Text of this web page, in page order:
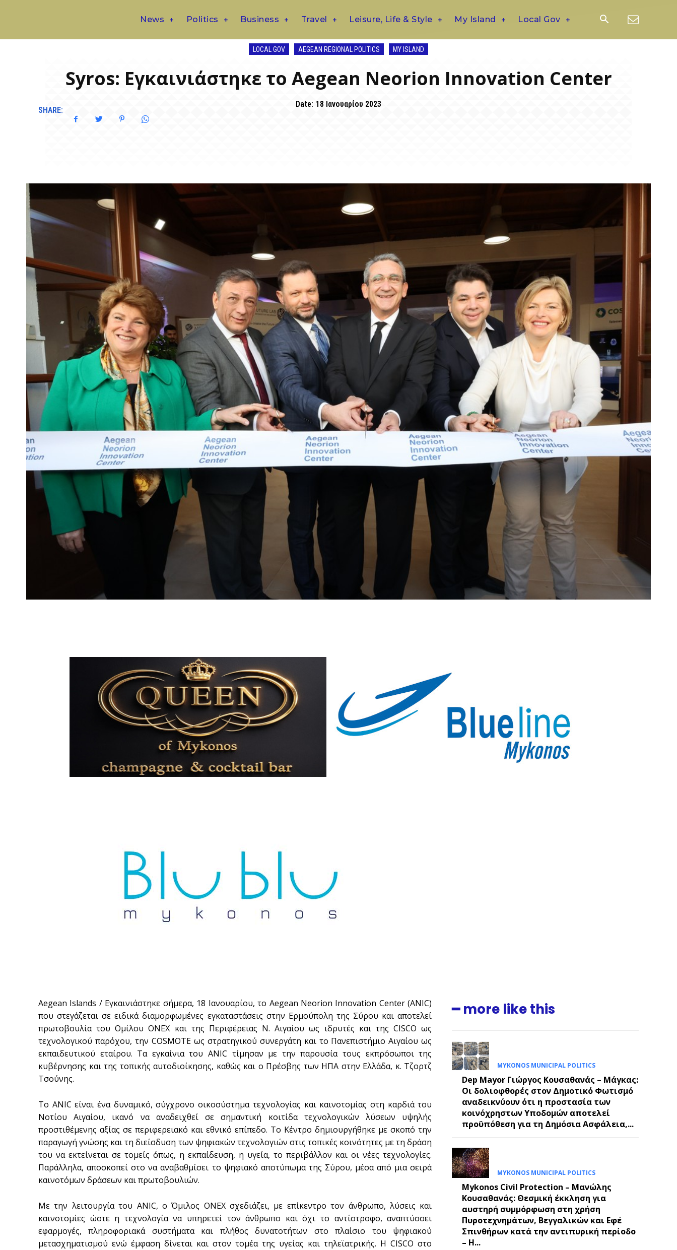
Don't miss out!
Sing up for our newsletter to stay in the loop.
SUBSCRIBE
News Politics Business Travel Leisure, Life & Style My Island Local Gov
LOCAL GOV AEGEAN REGIONAL POLITICS MY ISLAND
Syros: Εγκαινιάστηκε το Aegean Neorion Innovation Center
Date: 18 Ιανουαρίου 2023
SHARE:
Aegean Islands / Εγκαινιάστηκε σήμερα, 18 Ιανουαρίου, το Aegean Neorion Innovation Center (ANIC)
που στεγάζεται σε ειδικά διαμορφωμένες εγκαταστάσεις στην Ερμούπολη της Σύρου και αποτελεί
πρωτοβουλία του Ομίλου ONEX και της Περιφέρειας Ν. Αιγαίου ως ιδρυτές και της CISCO ως
τεχνολογικού παρόχου, την COSMOTE ως στρατηγικού συνεργάτη και το Πανεπιστήμιο Αιγαίου ως
εκπαιδευτικού εταίρου. Τα εγκαίνια του ANIC τίμησαν με την παρουσία τους εκπρόσωποι της
κυβέρνησης και της τοπικής αυτοδιοίκησης, καθώς και ο Πρέσβης των ΗΠΑ στην Ελλάδα, κ. Τζορτζ
Τσούνης.
Το ANIC είναι ένα δυναμικό, σύγχρονο οικοσύστημα τεχνολογίας και καινοτομίας στη καρδιά του
Νοτίου Αιγαίου, ικανό να αναδειχθεί σε σημαντική κοιτίδα τεχνολογικών λύσεων υψηλής
προστιθέμενης αξίας σε περιφερειακό και εθνικό επίπεδο. Το Κέντρο δημιουργήθηκε με σκοπό την
παραγωγή γνώσης και τη διείσδυση των ψηφιακών τεχνολογιών στις τοπικές κοινότητες με τη δράση
του να εκτείνεται σε τομείς όπως, η εκπαίδευση, η υγεία, το περιβάλλον και οι νέες τεχνολογίες.
Παράλληλα, αποσκοπεί στο να αναβαθμίσει το ψηφιακό αποτύπωμα της Σύρου, μέσα από μια σειρά
καινοτόμων δράσεων και πρωτοβουλιών.
Με την λειτουργία του ANIC, ο Όμιλος ΟΝΕΧ σχεδιάζει, με επίκεντρο τον άνθρωπο, λύσεις και
καινοτομίες ώστε η τεχνολογία να υπηρετεί τον άνθρωπο και όχι το αντίστροφο, αναπτύσσει
εφαρμογές, πληροφοριακά συστήματα και πλήθος δυνατοτήτων στο πλαίσιο του ψηφιακού
μετασχηματισμού ενώ έμφαση δίνεται και στον τομέα της υγείας και τηλεϊατρικής. Η CISCO στο
━ more like this
MYKONOS MUNICIPAL POLITICS
Dep Mayor Γιώργος Κουσαθανάς – Μάγκας:
Οι δολιοφθορές στον Δημοτικό Φωτισμό
αναδεικνύουν ότι η προστασία των
κοινόχρηστων Υποδομών αποτελεί
προϋπόθεση για τη Δημόσια Ασφάλεια,...
MYKONOS MUNICIPAL POLITICS
Mykonos Civil Protection – Μανώλης
Κουσαθανάς: Θεσμική έκκληση για
αυστηρή συμμόρφωση στη χρήση
Πυροτεχνημάτων, Βεγγαλικών και Εφέ
Σπινθήρων κατά την αντιπυρική περίοδο
– Η...